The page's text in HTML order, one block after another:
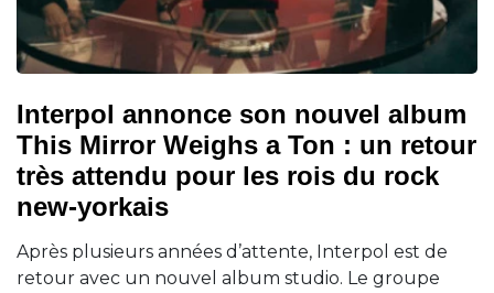
Interpol annonce son nouvel album
This Mirror Weighs a Ton : un retour
très attendu pour les rois du rock
new-yorkais
Après plusieurs années d’attente, Interpol est de
retour avec un nouvel album studio. Le groupe